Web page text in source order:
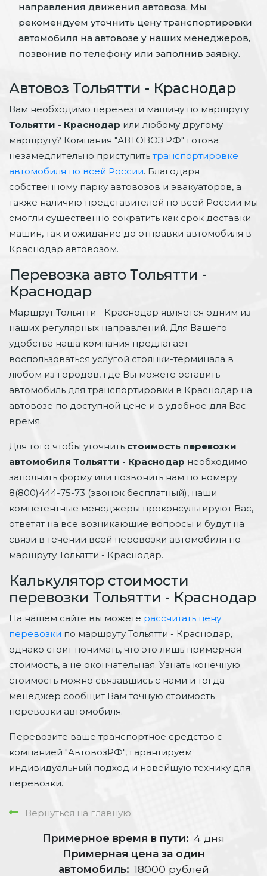
направления движения автовоза. Мы
рекомендуем уточнить цену транспортировки
автомобиля на автовозе у наших менеджеров,
позвонив по телефону или заполнив заявку.
Автовоз Тольятти - Краснодар
Вам необходимо перевезти машину по маршруту
Тольятти - Краснодар или любому другому
маршруту? Компания "АВТОВОЗ РФ" готова
незамедлительно приступитьтранспортировке
автомобиля по всей России. Благодаря
собственному парку автовозов и эвакуаторов, а
также наличию представителей по всей России мы
смогли существенно сократить как срок доставки
машин, так и ожидание до отправки автомобиля в
Краснодар автовозом.
Перевозка авто Тольятти -
Краснодар
Маршрут Тольятти - Краснодар является одним из
наших регулярных направлений. Для Вашего
удобства наша компания предлагает
воспользоваться услугой стоянки-терминала в
любом из городов, где Вы можете оставить
автомобиль для транспортировки в Краснодар на
автовозе по доступной цене и в удобное для Вас
время.
Для того чтобы уточнить стоимость перевозки
автомобиля Тольятти - Краснодар необходимо
заполнить форму или позвонить нам по номеру
8(800)444-75-73 (звонок бесплатный), наши
компетентные менеджеры проконсультируют Вас,
ответят на все возникающие вопросы и будут на
связи в течении всей перевозки автомобиля по
маршруту Тольятти - Краснодар.
Калькулятор стоимости
перевозки Тольятти - Краснодар
На нашем сайте вы можете рассчитать цену
перевозки по маршруту Тольятти - Краснодар,
однако стоит понимать, что это лишь примерная
стоимость, а не окончательная. Узнать конечную
стоимость можно связавшись с нами и тогда
менеджер сообщит Вам точную стоимость
перевозки автомобиля.
Перевозите ваше транспортное средство с
компанией "АвтовозРФ", гарантируем
индивидуальный подход и новейшую технику для
перевозки.
Вернуться на главную
Примерное время в пути: 4 дня
Примерная цена за один
автомобиль: 18000 рублей